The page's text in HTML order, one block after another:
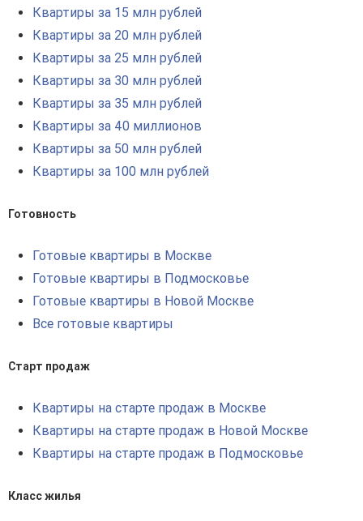
Квартиры за 15 млн рублей
Квартиры за 20 млн рублей
Квартиры за 25 млн рублей
Квартиры за 30 млн рублей
Квартиры за 35 млн рублей
Квартиры за 40 миллионов
Квартиры за 50 млн рублей
Квартиры за 100 млн рублей
Готовность
Готовые квартиры в Москве
Готовые квартиры в Подмосковье
Готовые квартиры в Новой Москве
Все готовые квартиры
Старт продаж
Квартиры на старте продаж в Москве
Квартиры на старте продаж в Новой Москве
Квартиры на старте продаж в Подмосковье
Класс жилья